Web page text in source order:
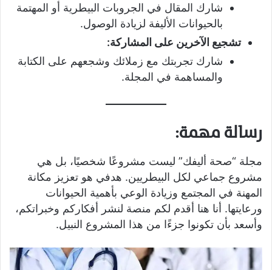
شارك المقال في الجروبات البيطرية أو المهتمة
بالحيوانات الأليفة لزيادة الوصول.
تشجيع الآخرين على المشاركة:
شارك تجربتك مع زملائك وشجعهم على الكتابة
والمساهمة في المجلة.
رسالة مهمة:
مجلة “صحة أليفك” ليست مشروعًا شخصيًا، بل هي
مشروع جماعي لكل البيطريين. هدفي هو تعزيز مكانة
المهنة في المجتمع وزيادة الوعي بأهمية الحيوانات
ورعايتها. أنا هنا أقدم لكم منصة لنشر أفكاركم وخبراتكم،
وأسعد بأن تكونوا جزءًا من هذا المشروع النبيل.